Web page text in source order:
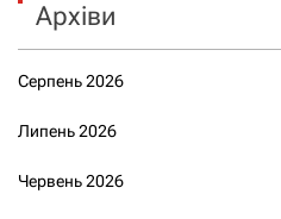
Архіви
Серпень 2026
Липень 2026
Червень 2026